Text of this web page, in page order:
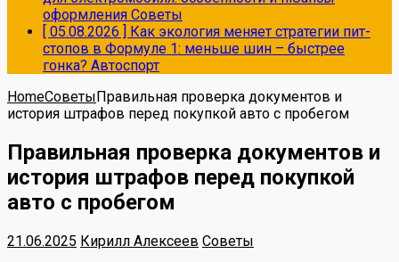
оформления Советы
[ 05.08.2026 ] Как экология меняет стратегии пит-
стопов в Формуле 1: меньше шин – быстрее
гонка? Автоспорт
HomeСоветыПравильная проверка документов и
история штрафов перед покупкой авто с пробегом
Правильная проверка документов и
история штрафов перед покупкой
авто с пробегом
21.06.2025 Кирилл Алексеев Советы